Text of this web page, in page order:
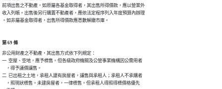
前項出售之不動產，如原屬各基金取得者，其出售所得價款，應以營業外
收入列帳。出售後另行購置不動產者，應依法定程序列入年度預算內辦理
。如非屬基金取得者，出售所得價款應悉數解繳市庫。
第 69 條
非公用財產之不動產，其出售方式依下列規定：
一  空屋、空地，應予標售。但各級政府機關及公營事業機構因公需用者
    ，得予議價讓售。
二  已出租之土地，承租人建有房屋者，讓售與承租人；承租人不承購者
    ，照現狀標售。未建房屋者，一律標售。但承租人得照得標價格優先